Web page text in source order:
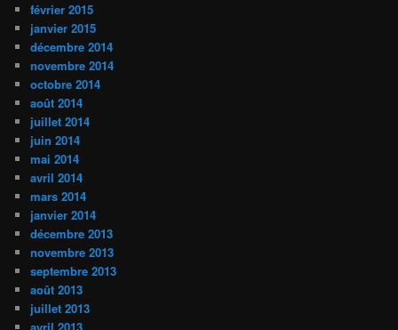
février 2015
janvier 2015
décembre 2014
novembre 2014
octobre 2014
août 2014
juillet 2014
juin 2014
mai 2014
avril 2014
mars 2014
janvier 2014
décembre 2013
novembre 2013
septembre 2013
août 2013
juillet 2013